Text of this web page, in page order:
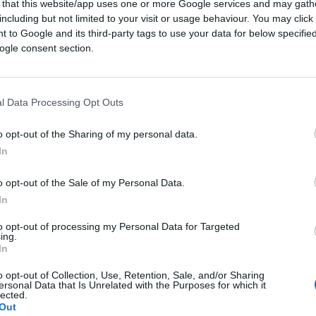
that this website/app uses one or more Google services and may
but not limited to your visit or usage behaviour. You may
to Google and its third-party tags to use your data for below
consent section.
Data Processing Opt Outs
opt-out of the Sharing of my personal data.
opt-out of the Sale of my Personal Data.
opt-out of processing my Personal Data for Targeted
opt-out of Collection, Use, Retention, Sale, and/or Sharing
Data that Is Unrelated with the Purposes for which it
cliccare quiper iscriversi al canale ed
amore”. Il
Pino Daniele